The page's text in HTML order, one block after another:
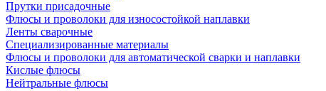
Прутки присадочные
Флюсы и проволоки для износостойкой наплавки
Ленты сварочные
Специализированные материалы
Флюсы и проволоки для автоматической сварки и наплавки
Кислые флюсы
Нейтральные флюсы